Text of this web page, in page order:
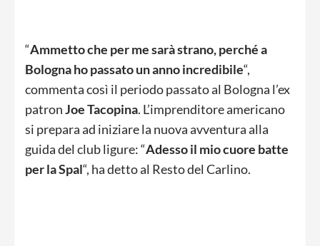
“Ammetto che per me sarà strano, perché a
Bologna ho passato un anno incredibile“,
commenta così il periodo passato al Bologna l’ex
patronJoe Tacopina. L’imprenditore americano
si prepara ad iniziare la nuova avventura alla
guida del club ligure: “Adesso il mio cuore batte
per la Spal“, ha detto al Resto del Carlino.